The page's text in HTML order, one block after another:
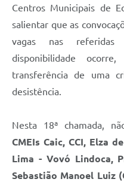
Centros Municipais de
salientar que as
vagas nas
disponibilidade
transferência de uma
desistência.
Nesta 18ª chamada,
CMEIs Caic, CCI, Elza
Lima - Vovó Lindoca,
Sebastião Manoel Luiz